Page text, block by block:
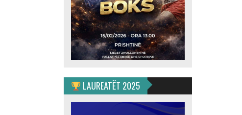
LAUREATËT 2025